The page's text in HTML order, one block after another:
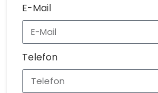
E-Mail
Telefon